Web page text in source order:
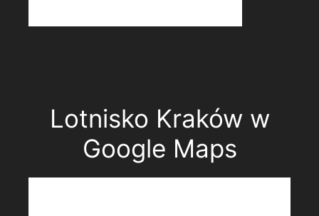
Lotnisko Kraków w
Google Maps